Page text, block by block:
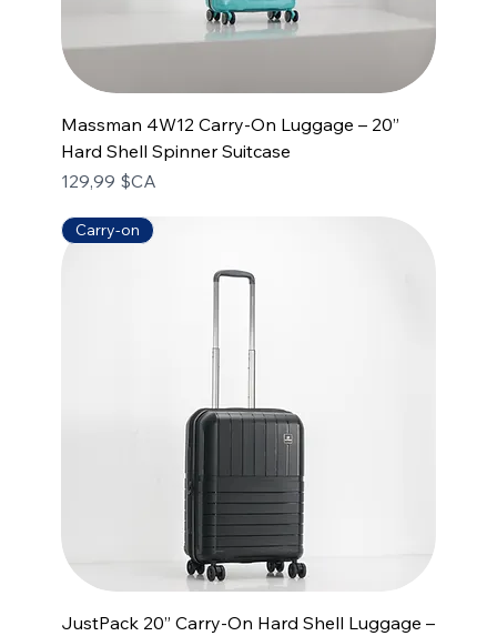
Massman 4W12 Carry-On Luggage – 20”
Hard Shell Spinner Suitcase
Prix
129,99 $CA
Carry-on
JustPack 20” Carry-On Hard Shell Luggage –